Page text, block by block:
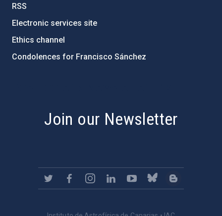
RSS
Electronic services site
Ethics channel
Condolences for Francisco Sánchez
Join our Newsletter